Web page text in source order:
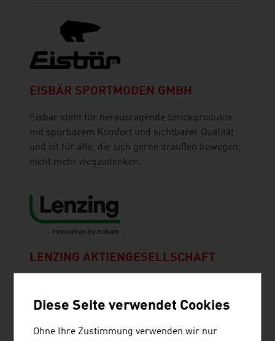
EISBÄR SPORTMODEN GMBH
Eisbär steht für herausragende Strickprodukte
mit spürbarem Komfort und sichtbarer Qualität
und ist für alle, die sich gerne draußen bewegen,
nicht mehr wegzudenken.
LENZING AKTIENGESELLSCHAFT
Lenzing am Anfang der Wertschöpfungskette zur
Diese Seite verwendet Cookies
Ohne Ihre Zustimmung verwenden wir nur